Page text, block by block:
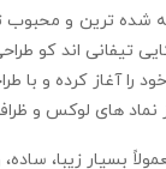
شده‌ ترین و محبوب‌
تیفانی اند کو
1837 فعالیت خود را آغاز
نماد های لوکس و
بسیار زیبا،